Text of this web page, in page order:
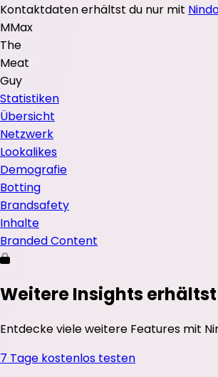
Kontaktdaten erhältst du nur mit
MMax
The
Meat
Guy
Statistiken
Übersicht
Netzwerk
Lookalikes
Demografie
Botting
Brandsafety
Inhalte
Branded Content
Weitere Insights
Entdecke viele weitere Features mit
7 Tage kostenlos testen